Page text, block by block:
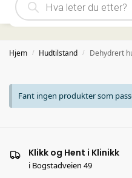
Dehydrert
Hjem / Hudtilstand / Dehydrert
Fant ingen produkter som
Klikk og Hent i Klinikk
i Bogstadveien 49